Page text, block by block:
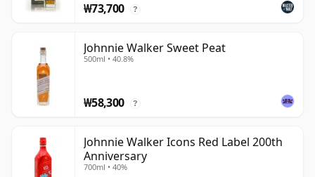
₩73,700 ?
Johnnie Walker Sweet Peat
500ml • 40.8%
₩58,300 ?
Johnnie Walker Icons Red Label 200th
Anniversary
700ml • 40%